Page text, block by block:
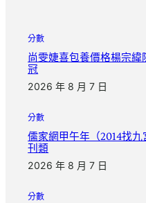
分數
尚雯婕喜包養價格楊宗
冠
2026 年 8 月 7 日
分數
儒家網甲午年（2014找
刊類
2026 年 8 月 7 日
分數